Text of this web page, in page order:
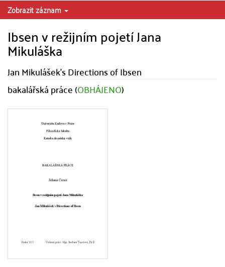
Zobrazit záznam
Ibsen v režijním pojetí Jana
Mikuláška
Jan Mikulášek's Directions of Ibsen
bakalářská práce (OBHÁJENO)